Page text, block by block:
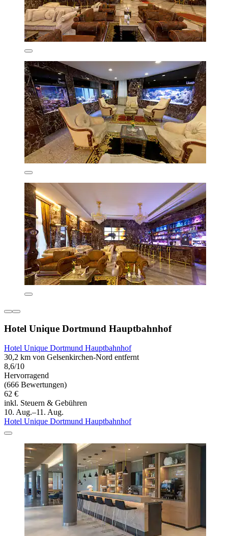
Hotel Unique Dortmund Hauptbahnhof
Hotel Unique Dortmund Hauptbahnhof
30,2 km von Gelsenkirchen-Nord entfernt
8,6/10
Hervorragend
(666 Bewertungen)
62 €
inkl. Steuern & Gebühren
10. Aug.–11. Aug.
Hotel Unique Dortmund Hauptbahnhof